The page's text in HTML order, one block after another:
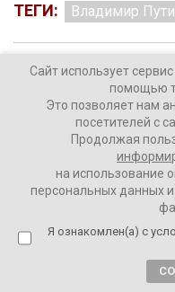
ТЕГИ: Владимир
На Украине
мирный
Сайт использует
помощью
Это позволяет нам
посетителей с
Продолжая
на использование
персональных данных
Я ознакомлен(а) с